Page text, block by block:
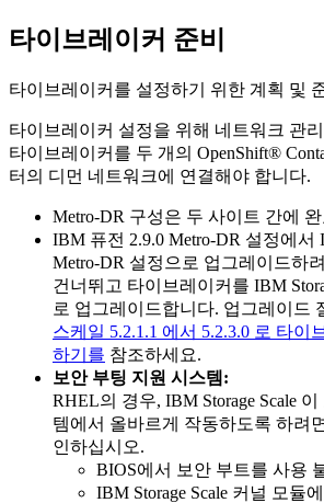
타이브레이커 준비
타이브레이커를 설정하기 위한 계획 및
타이브레이커 설정을 위해 네트워크 관
타이브레이커를 두 개의 OpenShift®
터의 디먼 네트워크에 연결해야 합니다.
Metro-DR 구성은 두 사이트 간에
IBM 퓨전 2.9.0 Metro-DR 설정에서
Metro-DR 설정으로 업그레이드하
건너뛰고 타이브레이커를 IBM
로 업그레이드합니다. 업그레이드
스케일 5.2.1.1 에서 5.2.3.0 로 타이
하기를 참조하세요.
보안 부팅 지원 시스템 :
RHEL의 경우, IBM Storage Scale 이
템에서 올바르게 작동하도록 하려
인하십시오.
BIOS에서 보안 부트를 사용
IBM Storage Scale 커널 모듈